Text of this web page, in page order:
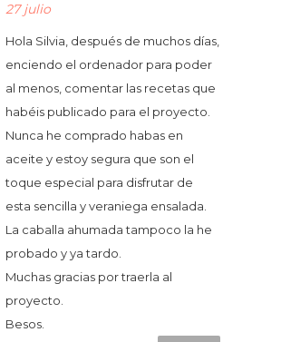
27 julio
Hola Silvia, después de muchos días,
enciendo el ordenador para poder
al menos, comentar las recetas que
habéis publicado para el proyecto.
Nunca he comprado habas en
aceite y estoy segura que son el
toque especial para disfrutar de
esta sencilla y veraniega ensalada.
La caballa ahumada tampoco la he
probado y ya tardo.
Muchas gracias por traerla al
proyecto.
Besos.